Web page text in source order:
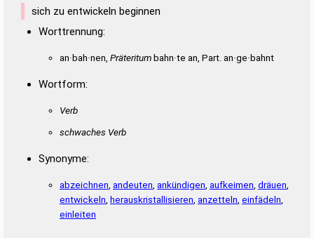
sich zu entwickeln beginnen
Worttrennung:
an·bah·nen, Präteritumbahn·te an, Part. an·ge·bahnt
Wortform:
Verb
schwaches Verb
Synonyme:
abzeichnen andeuten ankündigen aufkeimen dräuen
entwickeln herauskristallisieren anzetteln einfädeln
einleiten